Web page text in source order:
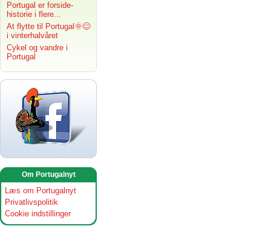
Portugal er forside-
historie i flere...
At flytte til Portugal🌞😊
i vinterhalvåret
Cykel og vandre i
Portugal
Om Portugalnyt
Læs om Portugalnyt
Privatlivspolitik
Cookie indstillinger